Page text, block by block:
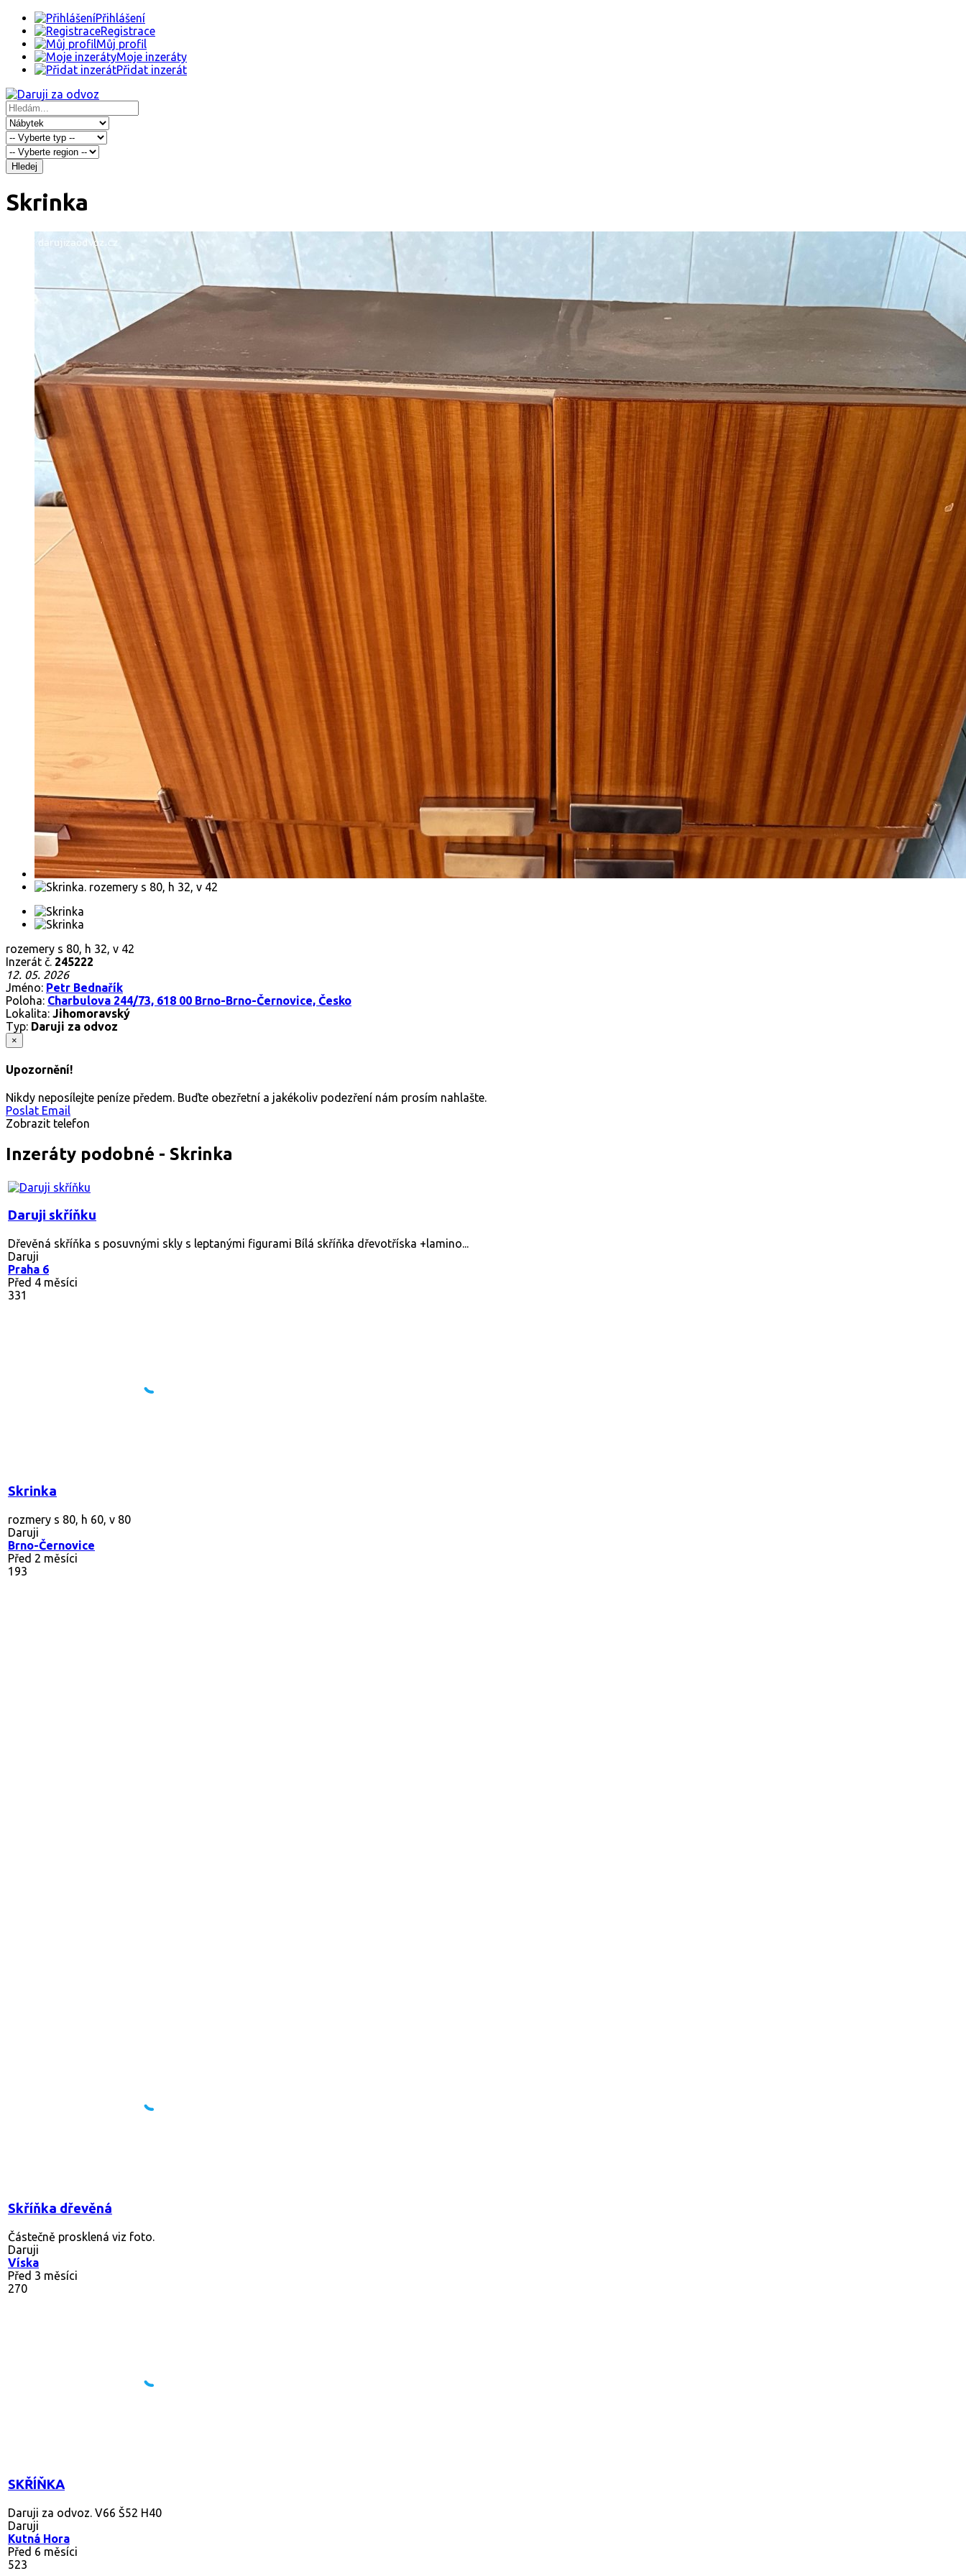
Přihlášení
Registrace
Můj profil
Moje inzeráty
Přidat inzerát
Hledej
Skrinka
rozemery s 80, h 32, v 42
Inzerát č. 245222
12. 05. 2026
Jméno: Petr Bednařík
Poloha: Charbulova 244/73, 618 00 Brno-Brno-Černovice, Česko
Lokalita: Jihomoravský
Typ: Daruji za odvoz
×
Upozornění!
Nikdy neposílejte peníze předem. Buďte obezřetní a jakékoliv podezření nám prosím nahlašte.
Poslat Email
Zobrazit telefon
Inzeráty podobné - Skrinka
Daruji skříňku
Dřevěná skříňka s posuvnými skly s leptanými figurami Bílá skříňka dřevotříska +lamino...
Daruji
Praha 6
Před 4 měsíci
331
Skrinka
rozmery s 80, h 60, v 80
Daruji
Brno-Černovice
Před 2 měsíci
193
Skříňka dřevěná
Částečně prosklená viz foto.
Daruji
Víska
Před 3 měsíci
270
SKŘÍŇKA
Daruji za odvoz. V66 Š52 H40
Daruji
Kutná Hora
Před 6 měsíci
523